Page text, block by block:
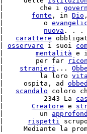
|         che i
fonte , in Dio
|          o
nuova . . .
carattere
osservare i suoi
mentalità e
|        per far
stranieri ...
|         la loro
|     ospita, ad
scandalo coloro
|          2343 La
Creatore e
|         un
rispetti
|     Mediante la